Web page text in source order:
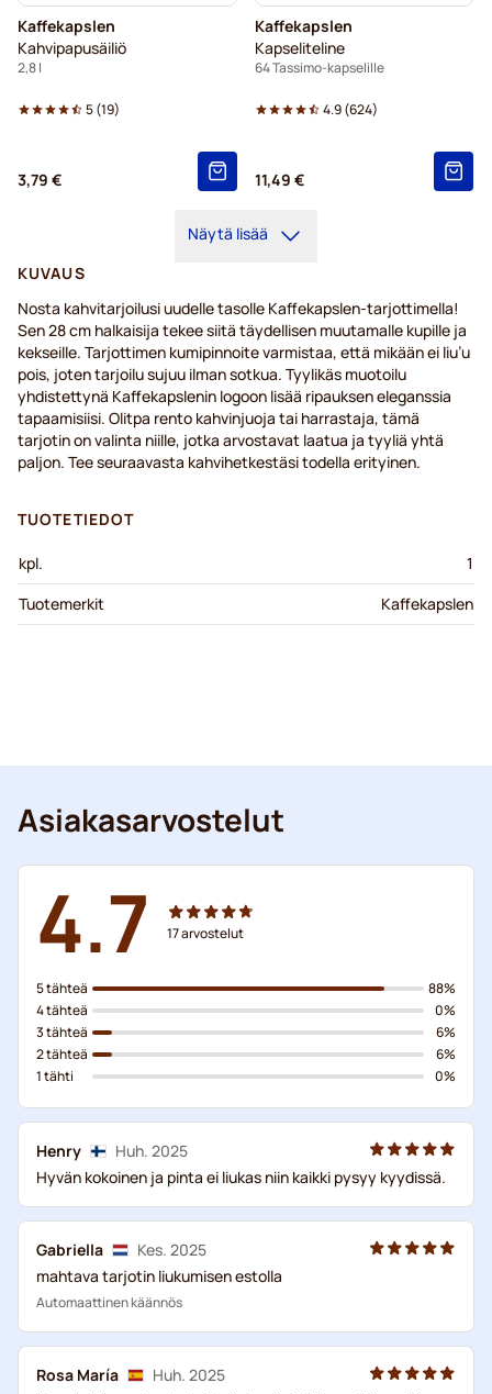
Kaffekapslen
Kahvipapusäiliö
2,8 l
5(19)
3,79 €
Kaffekapslen
Kapseliteline
64 Tassimo-kapselille
4.9(624)
11,49 €
Näytä lisää
KUVAUS
Nosta kahvitarjoilusi uudelle tasolle Kaffekapslen-tarjottimella!
Sen 28 cm halkaisija tekee siitä täydellisen muutamalle kupille ja
kekseille. Tarjottimen kumipinnoite varmistaa, että mikään ei liu’u
pois, joten tarjoilu sujuu ilman sotkua. Tyylikäs muotoilu
yhdistettynä Kaffekapslenin logoon lisää ripauksen eleganssia
tapaamisiisi. Olitpa rento kahvinjuoja tai harrastaja, tämä
tarjotin on valinta niille, jotka arvostavat laatua ja tyyliä yhtä
paljon. Tee seuraavasta kahvihetkestäsi todella erityinen.
TUOTETIEDOT
kpl.
1
Tuotemerkit
Kaffekapslen
Asiakasarvostelut
4.7 17arvostelut
5 tähteä
4 tähteä
3 tähteä
2 tähteä
1 tähti
88%
0%
6%
6%
0%
Henry
Huh. 2025
Hyvän kokoinen ja pinta ei liukas niin kaikki pysyy kyydissä.
Gabriella
Kes. 2025
mahtava tarjotin liukumisen estolla
Automaattinen käännös
Rosa María
Huh. 2025